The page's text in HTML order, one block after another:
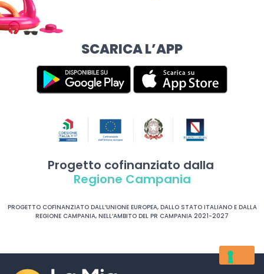
SCARICA L’APP
Progetto cofinanziato dalla
Regione Campania
PROGETTO COFINANZIATO DALL’UNIONE EUROPEA, DALLO STATO ITALIANO E DALLA
REGIONE CAMPANIA, NELL’AMBITO DEL PR CAMPANIA 2021-2027